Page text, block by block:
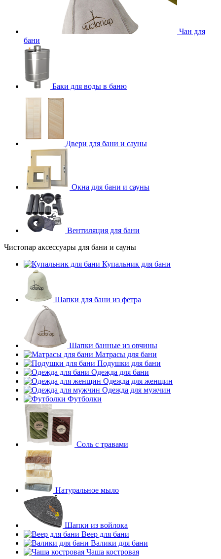
Чан для
бани
Баки для воды в баню
Двери для бани и сауны
Окна для бани и сауны
Вентиляция для бани
Чистопар аксессуары для бани и сауны
Купальник для бани
Шапки для бани из фетра
Шапки банные из овчины
Матрасы для бани
Подушки для бани
Одежда для бани
Одежда для женщин
Одежда для мужчин
Футболки
Соль с травами
Натуральное мыло
Шапки из войлока
Веер для бани
Валики для бани
Чаша костровая